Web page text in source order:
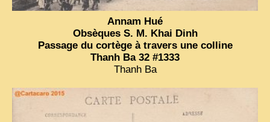
Annam Hué
Obsèques S. M. Khai Dinh
Passage du cortège à travers une colline
Thanh Ba 32 #1333
Thanh Ba